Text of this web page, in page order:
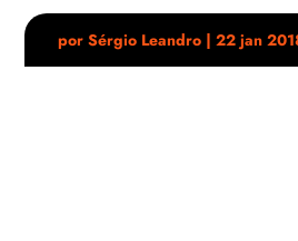
porSérgio Leandro |22 jan